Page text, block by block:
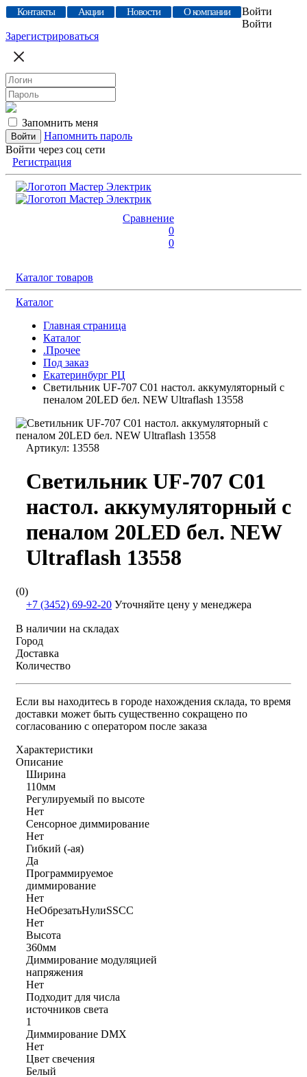
Контакты Акции Новости О компании
Войти
Войти
Зарегистрироваться
Запомнить меня
Напомнить пароль
Войти через соц сети
Регистрация
Сравнение
0
0
Каталог товаров
Каталог
Главная страница
Каталог
.Прочее
Под заказ
Екатеринбург РЦ
Светильник UF-707 С01 настол. аккумуляторный с
пеналом 20LED бел. NEW Ultraflash 13558
Артикул: 13558
Светильник UF-707 С01
настол. аккумуляторный с
пеналом 20LED бел. NEW
Ultraflash 13558
(0)
+7 (3452) 69-92-20 Уточняйте цену у менеджера
В наличии на складах
Город
Доставка
Количество
Если вы находитесь в городе нахождения склада, то время
доставки может быть существенно сокращено по
согласованию с оператором после заказа
Характеристики
Описание
Ширина
110мм
Регулируемый по высоте
Нет
Сенсорное диммирование
Нет
Гибкий (-ая)
Да
Программируемое
диммирование
Нет
НеОбрезатьНулиSSCC
Нет
Высота
360мм
Диммирование модуляцией
напряжения
Нет
Подходит для числа
источников света
1
Диммирование DMX
Нет
Цвет свечения
Белый